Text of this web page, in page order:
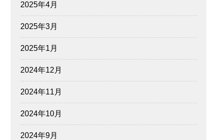
2025年4月
2025年3月
2025年1月
2024年12月
2024年11月
2024年10月
2024年9月